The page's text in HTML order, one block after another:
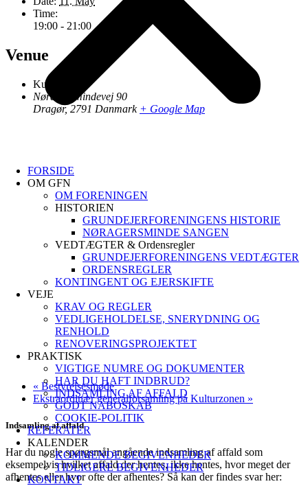
FORSIDE
OM GFN
OM FORENINGEN
HISTORIEN
GRUNDEJERFORENINGENS HISTORIE
NØRAGERSMINDE SANGEN
VEDTÆGTER & Ordensregler
GRUNDEJERFORENINGENS VEDTÆGTER
ORDENSREGLER
KONTINGENT OG EJERSKIFTE
VEJE
KRAV OG REGLER
VEDLIGEHOLDELSE, SNERYDNING OG
RENHOLD
RENOVERINGSPROJEKTET
PRAKTISK
VIGTIGE NUMRE OG DOKUMENTER
HAR DU HAFT INDBRUD?
INDSAMLING AF AFFALD
GODT NABOSKAB
COOKIE-POLITIK
REFERATER
KALENDER
KOMMENDE BEGIVENHEDER
TIDLIGERE BEGIVENHEDER
KONTAKT
Time:
19:00 - 21:00
Venue
Kulturzonen
Nøragersmindevej 90
Dragør, 2791 Danmark + Google Map
« Bestyrelsesmøde
Ekstraordinær generalforsamling på Kulturzonen »
Indsamling af affald
Har du nogle spørgsmål angående indsamling af affald som
eksempelvis hvilket affald der hentes, ikke hentes, hvor meget der
afhentes eller hvor ofte der afhentes? Så kan der findes svar her: